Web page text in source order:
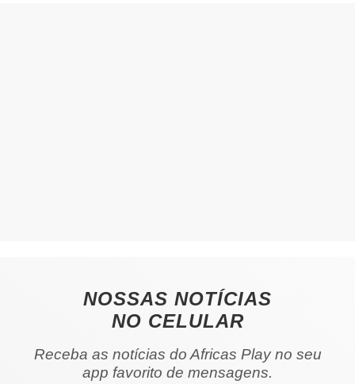
NOSSAS NOTÍCIAS
NO CELULAR
Receba as notícias do Africas Play no seu
app favorito de mensagens.